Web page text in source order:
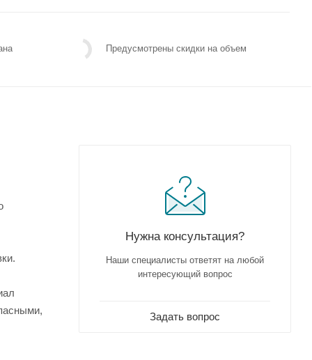
Предусмотрены скидки на объем
Нужна консультация?
Наши специалисты ответят на любой
интересующий вопрос
Задать вопрос